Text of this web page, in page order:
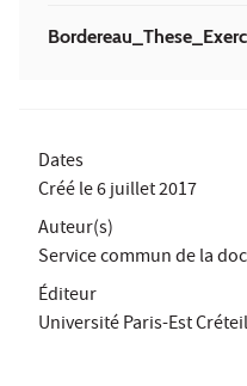
Dates
Créé le6 juillet 2017
Auteur(s)
Service commun de la
Éditeur
Université Paris-Est